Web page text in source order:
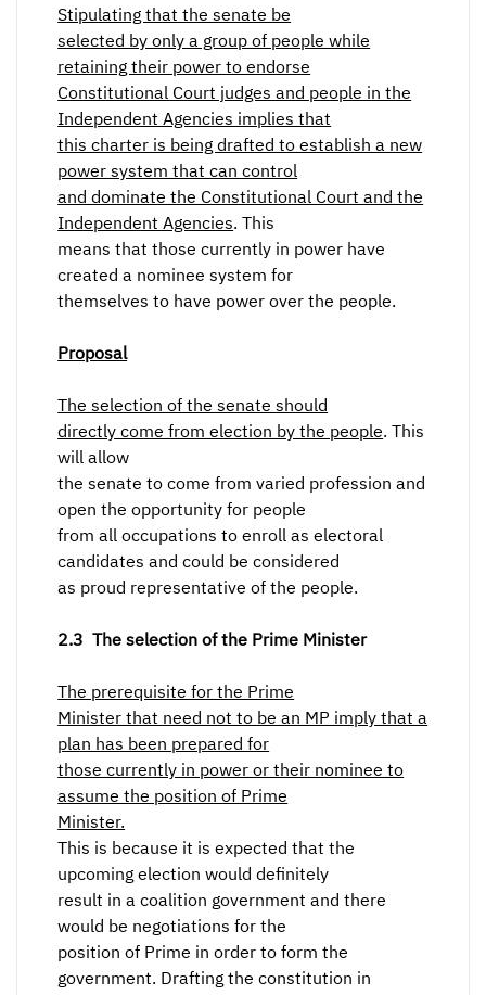
Stipulating that the senate be
selected by only a group of people while
retaining their power to endorse
Constitutional Court judges and people in the
Independent Agencies implies that
this charter is being drafted to establish a new
power system that can control
and dominate the Constitutional Court and the
Independent Agencies. This
means that those currently in power have
created a nominee system for
themselves to have power over the people.
Proposal
The selection of the senate should
directly come from election by the people. This
will allow
the senate to come from varied profession and
open the opportunity for people
from all occupations to enroll as electoral
candidates and could be considered
as proud representative of the people.
2.3 The selection of the Prime Minister
The prerequisite for the Prime
Minister that need not to be an MP imply that a
plan has been prepared for
those currently in power or their nominee to
assume the position of Prime
Minister.
This is because it is expected that the
upcoming election would definitely
result in a coalition government and there
would be negotiations for the
position of Prime in order to form the
government. Drafting the constitution in